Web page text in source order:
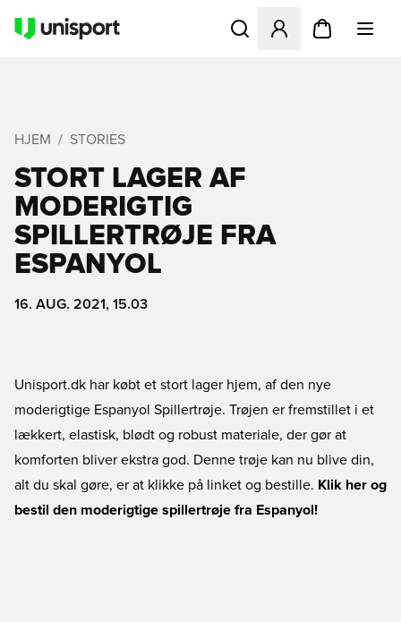
Åbner en Modal til at
HJEM STORIES
STORT LAGER AF
MODERIGTIG
SPILLERTRØJE FRA
ESPANYOL
16. AUG. 2021, 15.03
Unisport.dk har købt et stort lager hjem, af den nye
moderigtige Espanyol Spillertrøje. Trøjen er fremstillet i et
lækkert, elastisk, blødt og robust materiale, der gør at
komforten bliver ekstra god. Denne trøje kan nu blive din,
alt du skal gøre, er at klikke på linket og bestille. Klik her og
bestil den moderigtige spillertrøje fra Espanyol!